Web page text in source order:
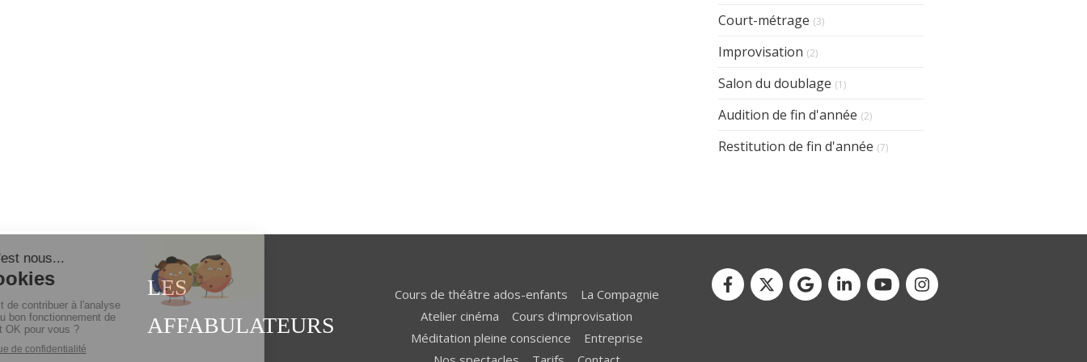
Court-métrage (3)
Improvisation (2)
Salon du doublage (1)
Audition de fin d'année (2)
Restitution de fin d'année (7)
LES
AFFABULATEURS
Cours de théâtre ados-enfants
La Compagnie
Atelier cinéma
Cours d'improvisation
Méditation pleine conscience
Entreprise